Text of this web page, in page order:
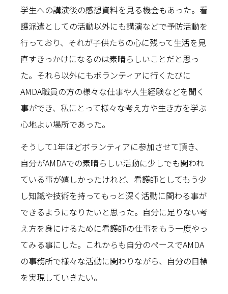
学生への講演後の感想資料を見る機会もあった。看
護派遣としての活動以外にも講演などで予防活動を
行っており、それが子供たちの心に残って生活を見
直すきっかけになるのは素晴らしいことだと思っ
た。それら以外にもボランティアに行くたびに
AMDA職員の方の様々な仕事や人生経験などを聞く
事ができ、私にとって様々な考え方や生き方を学ぶ
心地よい場所であった。
そうして1年ほどボランティアに参加させて頂き、
自分がAMDAでの素晴らしい活動に少しでも関われ
ている事が嬉しかったけれど、看護師としてもう少
し知識や技術を持ってもっと深く活動に関わる事が
できるようになりたいと思った。自分に足りない考
え方を身にけるために看護師の仕事をもう一度やっ
てみる事にした。これからも自分のペースでAMDA
の事務所で様々な活動に関わりながら、自分の目標
を実現していきたい。